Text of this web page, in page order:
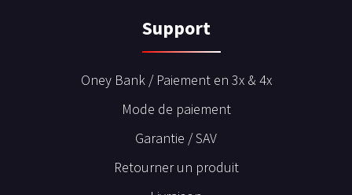
Support
Oney Bank / Paiement en 3x & 4x
Mode de paiement
Garantie / SAV
Retourner un produit